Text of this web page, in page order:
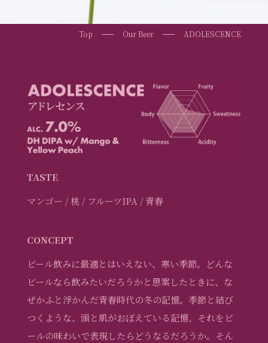
Top Our Beer ADOLESCENCE
TASTE
マンゴー / 桃 / フルーツIPA / 青春
CONCEPT
ビール飲みに最適とはいえない、寒い季節。どんな
ビールなら飲みたいだろうかと思案したときに、な
ぜかふと浮かんだ青春時代の冬の記憶。季節と結び
つくような、頭と肌がおぼえている記憶、それをビ
ールの味わいで表現したらどうなるだろうか。そん